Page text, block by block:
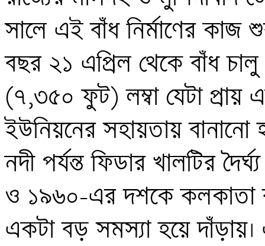
সালে এই বাঁধ নির্মাণের
বছর ২১ এপ্রিল থেকে বাঁধ চালু
(৭,৩৫০ ফুট) লম্বা যেটা প্রায়
ইউনিয়নের সহায়তায় বানানো
নদী পর্যন্ত ফিডার খালটির
ও ১৯৬০-এর দশকে কলকাতা
একটা বড় সমস্যা হয়ে